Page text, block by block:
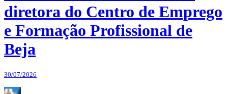
diretora do Centro de Emprego
e Formação Profissional de
Beja
30/07/2026